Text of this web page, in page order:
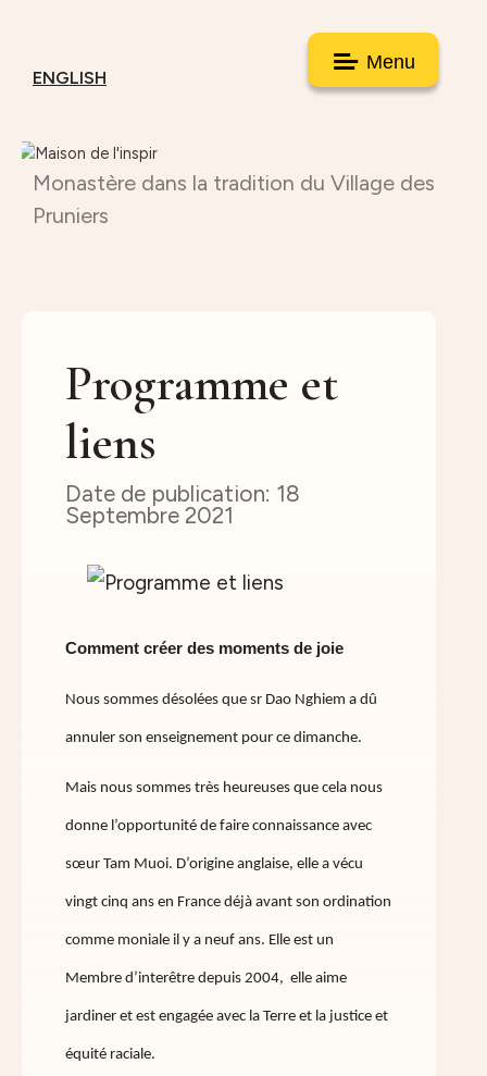
Menu
ENGLISH
Monastère dans la tradition du Village des
Pruniers
Programme et
liens
18
Septembre 2021
Comment créer des moments de joie
Nous sommes désolées que sr Dao Nghiem a dû
annuler son enseignement pour ce dimanche.
Mais nous sommes très heureuses que cela nous
donne l’opportunité de faire connaissance avec
sœur Tam Muoi. D’origine anglaise, elle a vécu
vingt cinq ans en France déjà avant son ordination
comme moniale il y a neuf ans. Elle est un
Membre d’interêtre depuis 2004, elle aime
jardiner et est engagée avec la Terre et la justice et
équité raciale.